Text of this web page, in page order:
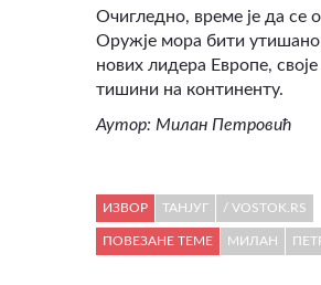
Очигледно, време је да се
Оружје мора бити утишано
нових лидера Европе,
тишини на континенту.
Аутор: Милан Петровић
ИЗВОР ТАНЈУГ / VOSTOK.RS
ПОВЕЗАНЕ ТЕМЕ МИЛАН